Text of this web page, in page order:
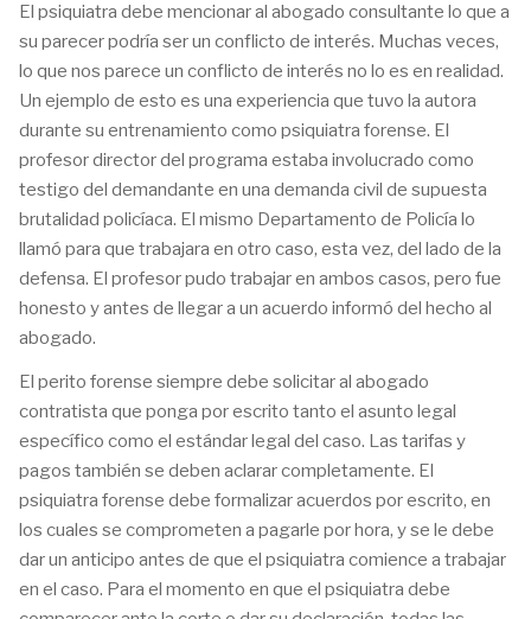
El psiquiatra debe mencionar al abogado consultante lo que a
su parecer podría ser un conflicto de interés. Muchas veces,
lo que nos parece un conflicto de interés no lo es en realidad.
Un ejemplo de esto es una experiencia que tuvo la autora
durante su entrenamiento como psiquiatra forense. El
profesor director del programa estaba involucrado como
testigo del demandante en una demanda civil de supuesta
brutalidad policíaca. El mismo Departamento de Policía lo
llamó para que trabajara en otro caso, esta vez, del lado de la
defensa. El profesor pudo trabajar en ambos casos, pero fue
honesto y antes de llegar a un acuerdo informó del hecho al
abogado.
El perito forense siempre debe solicitar al abogado
contratista que ponga por escrito tanto el asunto legal
específico como el estándar legal del caso. Las tarifas y
pagos también se deben aclarar completamente. El
psiquiatra forense debe formalizar acuerdos por escrito, en
los cuales se comprometen a pagarle por hora, y se le debe
dar un anticipo antes de que el psiquiatra comience a trabajar
en el caso. Para el momento en que el psiquiatra debe